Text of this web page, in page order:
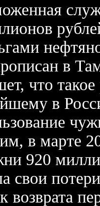
в
что
в
в марте
920
свои